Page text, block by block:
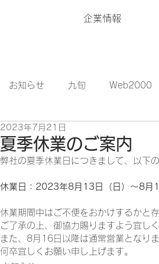
企業情報
お知らせ 九旬 Web2000
夏季休業のご案内
2023年7月21日
弊社の夏季休業日につきまして、以下
休業日：2023年8月13日（日）～8月
休業期間中はご不便をおかけするかと存
ご了承の上、御協力賜りますよう宜し
また、8月16日以降は通常営業となり
何卒宜しくお願い申し上げます。